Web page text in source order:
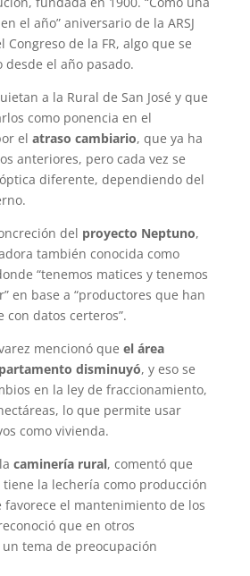
el año” aniversario de la ARSJ
Congreso de la FR, algo que se
el año pasado.
a la Rural de San José y que
como ponencia en el
el atraso cambiario, que ya ha
anteriores, pero cada vez se
diferente, dependiendo del
del proyecto Neptuno,
también conocida como
“tenemos matices y tenemos
en base a “productores que han
datos certeros”.
mencionó que el área
disminuyó, y eso se
en la ley de fraccionamiento,
lo que permite usar
como vivienda.
caminería rural, comentó que
la lechería como producción
el mantenimiento de los
que en otros
tema de preocupación